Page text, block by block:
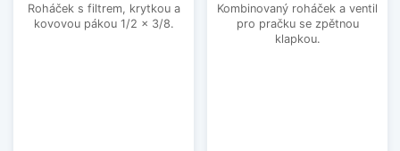
Roháček s filtrem, krytkou a
kovovou pákou 1/2 x 3/8.
Kombinovaný roháček a ventil
pro pračku se zpětnou
klapkou.